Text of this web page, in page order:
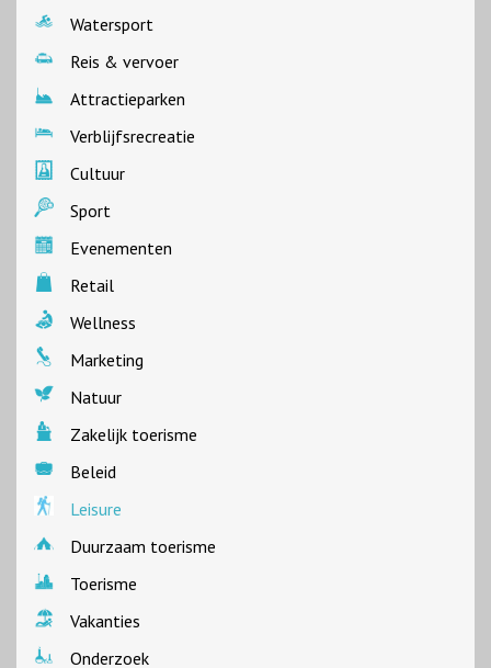
Watersport
Reis & vervoer
Attractieparken
Verblijfsrecreatie
Cultuur
Sport
Evenementen
Retail
Wellness
Marketing
Natuur
Zakelijk toerisme
Beleid
Leisure
Duurzaam toerisme
Toerisme
Vakanties
Onderzoek